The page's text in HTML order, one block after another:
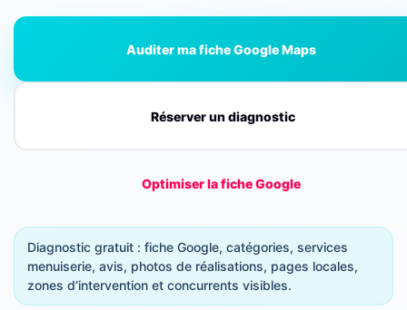
Auditer ma fiche Google Maps
Réserver un diagnostic
Optimiser la fiche Google
Diagnostic gratuit : fiche Google, catégories, services
menuiserie, avis, photos de réalisations, pages locales,
zones d’intervention et concurrents visibles.